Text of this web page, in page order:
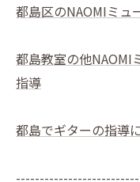
都島区のNAOMIミュ
都島教室の他NAOMI
指導
都島でギターの指導